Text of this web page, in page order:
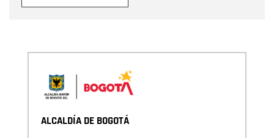
ALCALDÍA DE BOGOTÁ